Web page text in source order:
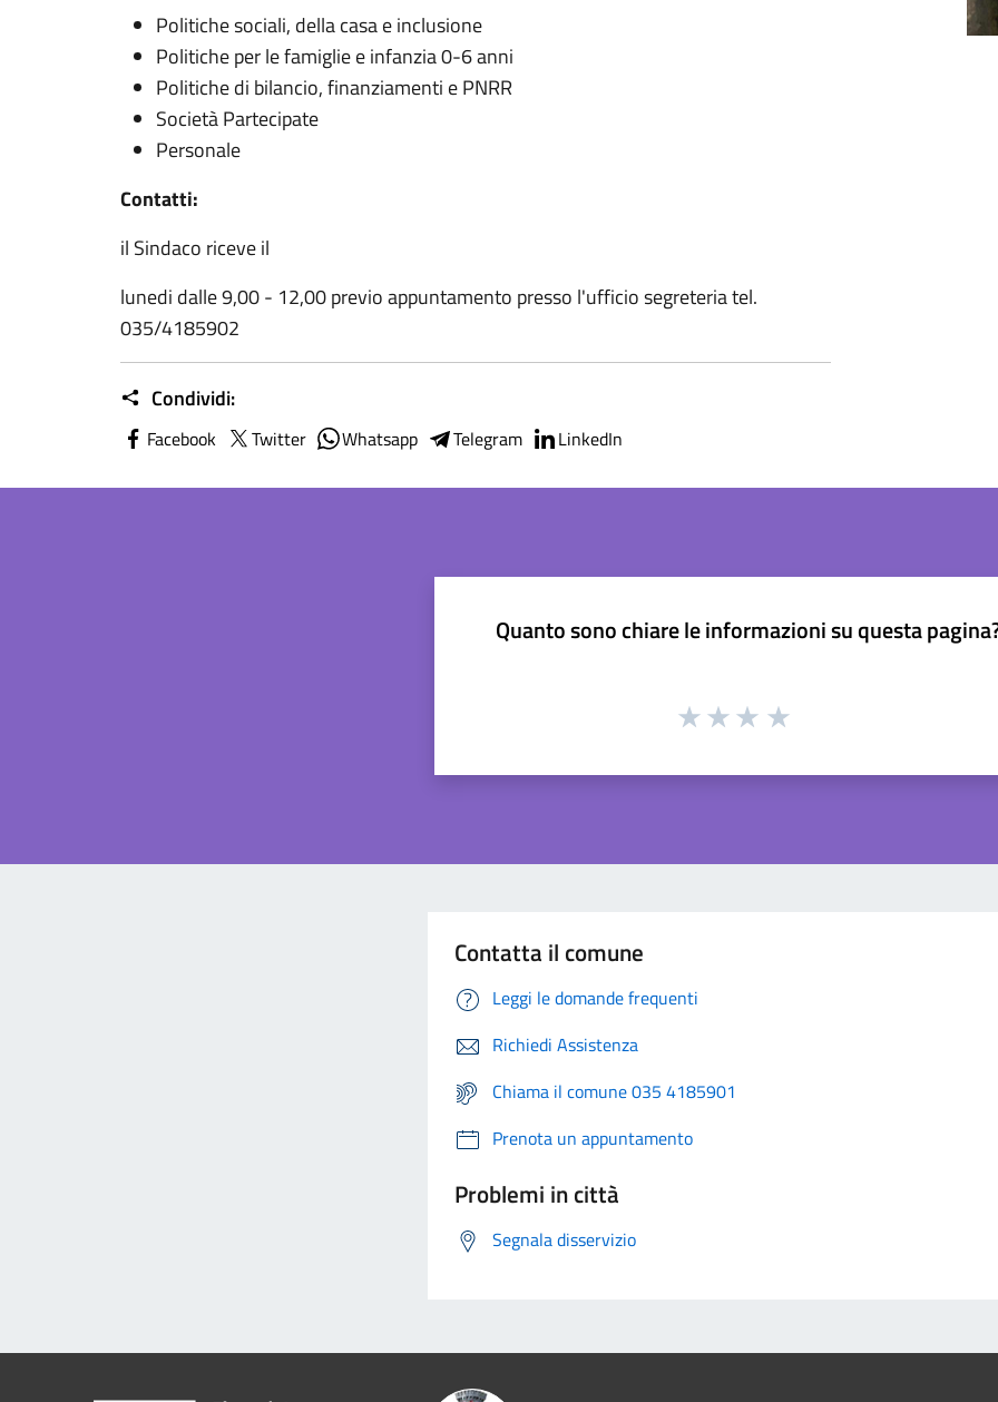
Politiche sociali, della casa e inclusione
Politiche per le famiglie e infanzia 0-6 anni
Politiche di bilancio, finanziamenti e PNRR
Società Partecipate
Personale
Contatti:
il Sindaco riceve il
lunedi dalle 9,00 - 12,00 previo appuntamento presso l'ufficio segreteria tel.
035/4185902
Condividi:
Facebook Twitter Whatsapp Telegram LinkedIn
Quanto sono chiare le informazioni su questa
Contatta il comune
Leggi le domande frequenti
Richiedi Assistenza
Chiama il comune 035 4185901
Prenota un appuntamento
Problemi in città
Segnala disservizio